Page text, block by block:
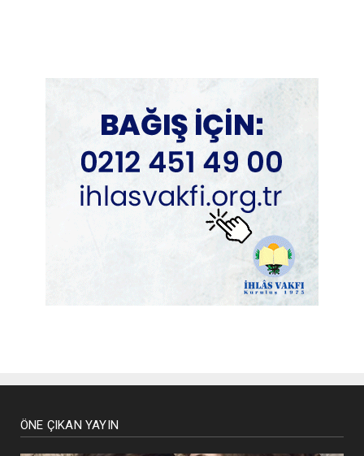
ÖNE ÇIKAN YAYIN